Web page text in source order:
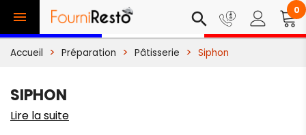
 search 0
Accueil Préparation Pâtisserie Siphon
SIPHON
Lire la suite